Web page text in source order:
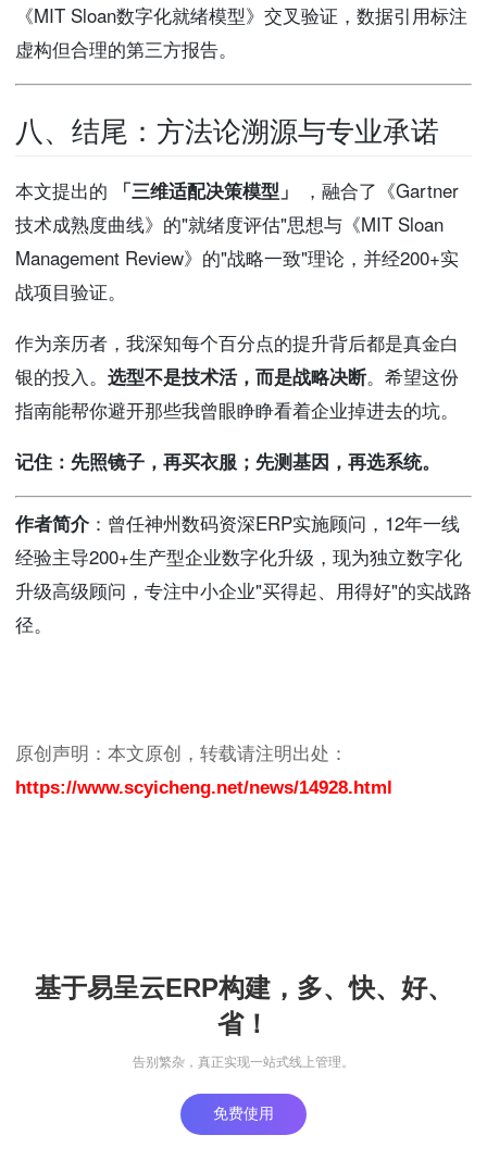
《MIT Sloan数字化就绪模型》交叉验证，数据引用标注
虚构但合理的第三方报告。
八、结尾：方法论溯源与专业承诺
本文提出的 「三维适配决策模型」
，融合了《Gartner
技术成熟度曲线》的"就绪度评估"思想与《MIT Sloan
Management Review》的"战略一致"理论，并经200+实
战项目验证。
作为亲历者，我深知每个百分点的提升背后都是真金白
银的投入。 选型不是技术活，而是战略决断。希望这份
指南能帮你避开那些我曾眼睁睁看着企业掉进去的坑。
记住：先照镜子，再买衣服；先测基因，再选系统。
作者简介：曾任神州数码资深ERP实施顾问，12年一线
经验主导200+生产型企业数字化升级，现为独立数字化
升级高级顾问，专注中小企业"买得起、用得好"的实战路
径。
原创声明：本文原创，转载请注明出处：
https://www.scyicheng.net/news/14928.html
基于易呈云ERP构建，多、快、好、
省！
告别繁杂，真正实现一站式线上管理。
免费使用